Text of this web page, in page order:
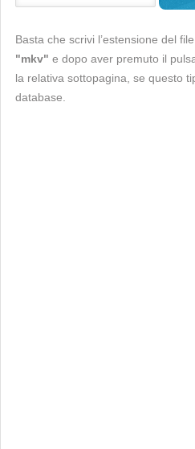
Basta che scrivi l’estensione del
"mkv" e dopo aver premuto il
la relativa sottopagina, se questo
database.